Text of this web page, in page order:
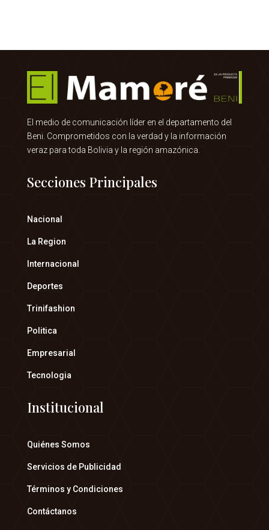
El medio de comunicación líder en el departamento del
Beni. Comprometidos con la verdad y la información
veraz para toda Bolivia y la región amazónica.
Secciones Principales
Nacional
La Region
Internacional
Deportes
Trinifashion
Politica
Empresarial
Tecnologia
Institucional
Quiénes Somos
Servicios de Publicidad
Términos y Condiciones
Contáctanos